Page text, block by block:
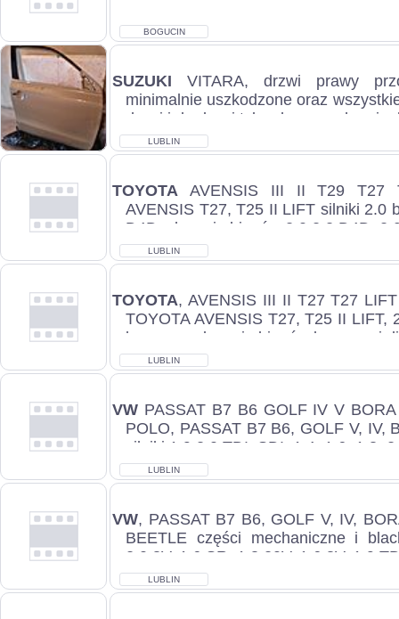
BOGUCIN
SUZUKI VITARA, drzwi prawy
minimalnie uszkodzone oraz
drzwi i do drzwi tylnych prawych m.in.
LUBLIN
TOYOTA AVENSIS III II T29 T27
AVENSIS T27, T25 II LIFT silniki 2.0
D4D, skrzynie biegów 2.0 2.2 D4D,
LUBLIN
TOYOTA, AVENSIS III II T27 T27
TOYOTA AVENSIS T27, T25 II LIFT,
benzyna, skrzynie biegów benzyna i
LUBLIN
VW PASSAT B7 B6 GOLF IV V
POLO, PASSAT B7 B6, GOLF V, IV,
silniki 1,9 2,0 TDI, SDI, 1.4, 1.6, 1.8,
LUBLIN
VW, PASSAT B7 B6, GOLF V, IV,
BEETLE części mechaniczne i
2.0 8V, 1.6 SR, 1,8 20V, 1,6 8V, 1.9
LUBLIN